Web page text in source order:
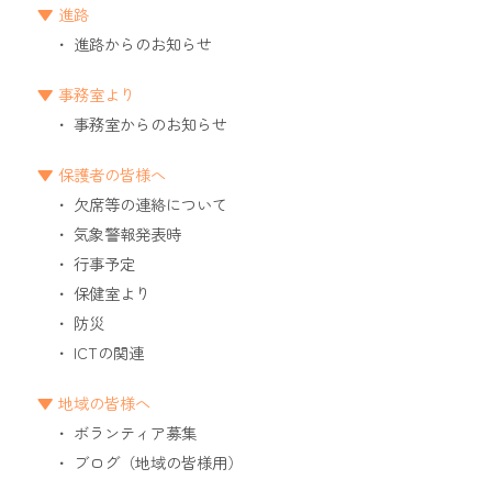
進路
進路からのお知らせ
事務室より
事務室からのお知らせ
保護者の皆様へ
欠席等の連絡について
気象警報発表時
行事予定
保健室より
防災
ICTの関連
地域の皆様へ
ボランティア募集
ブログ（地域の皆様用）